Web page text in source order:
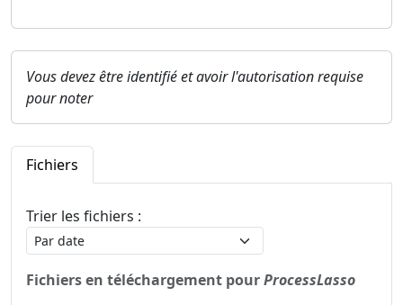
Vous devez être identifié et avoir l'autorisation requise
pour noter
Fichiers
Trier les fichiers :
Fichiers en téléchargement pourProcessLasso